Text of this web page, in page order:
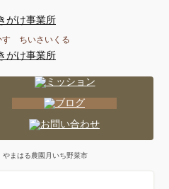
す ちいさいくる
まはる農園月いち野菜市